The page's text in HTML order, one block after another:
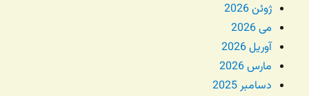
ژوئن 2026
می 2026
آوریل 2026
مارس 2026
دسامبر 2025